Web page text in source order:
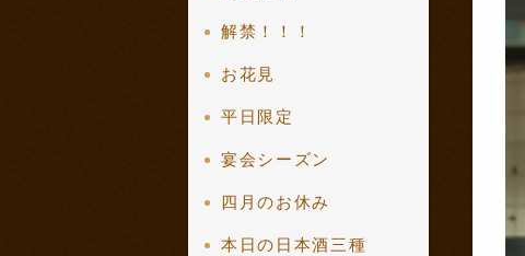
解禁！！！
お花見
平日限定
宴会シーズン
四月のお休み
本日の日本酒三種